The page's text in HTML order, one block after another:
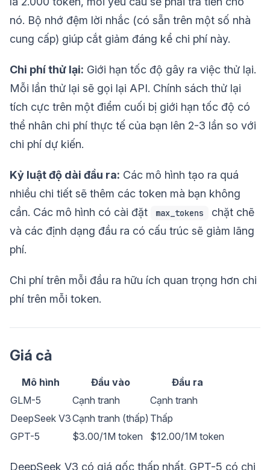
nó. Bộ nhớ đệm lời nhắc (có sẵn trên một số nhà
cung cấp) giúp cắt giảm đáng kể chi phí này.
Chi phí thử lại: Giới hạn tốc độ gây ra việc thử lại.
Mỗi lần thử lại sẽ gọi lại API. Chính sách thử lại
tích cực trên một điểm cuối bị giới hạn tốc độ có
thể nhân chi phí thực tế của bạn lên 2-3 lần so với
chi phí dự kiến.
Kỷ luật độ dài đầu ra: Các mô hình tạo ra quá
nhiều chi tiết sẽ thêm các token mà bạn không
cần. Các mô hình có cài đặt
max_tokens
chặt chẽ
và các định dạng đầu ra có cấu trúc sẽ giảm lãng
phí.
Chi phí trên mỗi đầu ra hữu ích quan trọng hơn chi
phí trên mỗi token.
Giá cả
Mô hình Đầu vào
Đầu ra
GLM-5
Cạnh tranh
Cạnh tranh
DeepSeek V3Cạnh tranh (thấp) Thấp
GPT-5
$3.00/1M token $12.00/1M token
DeepSeek V3 có giá gốc thấp nhất. GPT-5 có chi